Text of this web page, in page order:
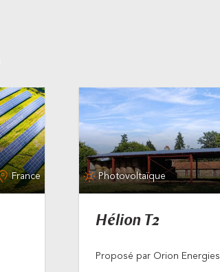
France Photovoltaïque
Hélion T2
Proposé par Orion Energies